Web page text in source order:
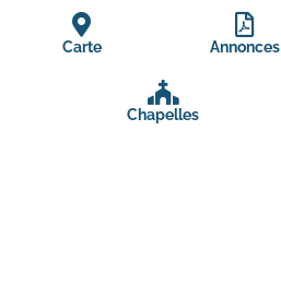
Carte Annonces
Chapelles